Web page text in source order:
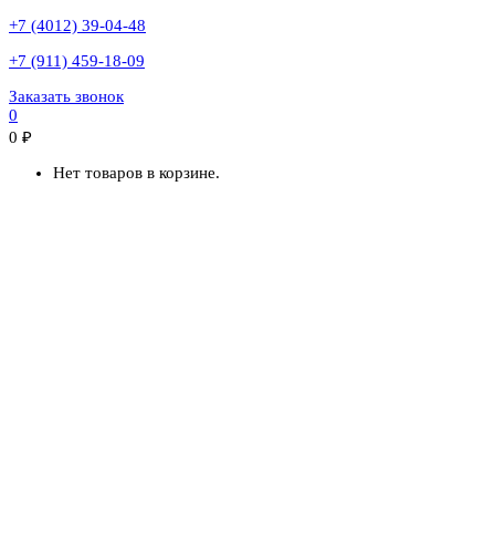
+7 (4012) 39-04-48
+7 (911) 459-18-09
Заказать звонок
0
0 ₽
Нет товаров в корзине.